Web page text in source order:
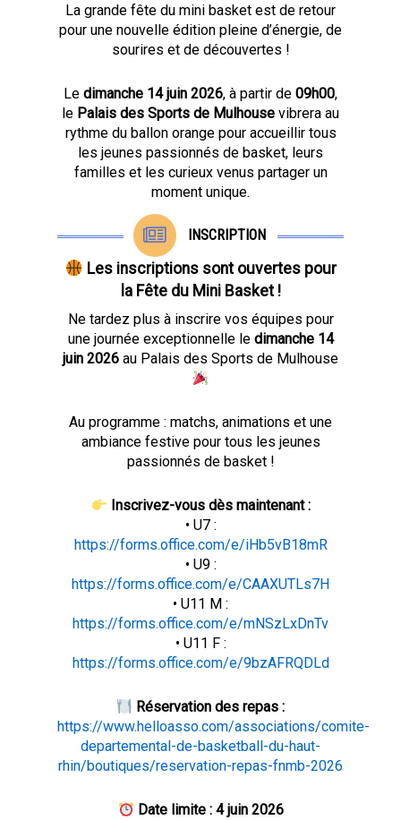
La grande fête du mini basket est de retour
pour une nouvelle édition pleine d’énergie, de
sourires et de découvertes !
Le dimanche 14 juin 2026, à partir de 09h00,
le Palais des Sports de Mulhouse vibrera au
rythme du ballon orange pour accueillir tous
les jeunes passionnés de basket, leurs
familles et les curieux venus partager un
moment unique.
INSCRIPTION
Les inscriptions sont ouvertes pour
la Fête du Mini Basket !
Ne tardez plus à inscrire vos équipes pour
une journée exceptionnelle le dimanche 14
juin 2026 au Palais des Sports de Mulhouse
Au programme : matchs, animations et une
ambiance festive pour tous les jeunes
passionnés de basket !
Inscrivez-vous dès maintenant :
• U7 :
https://forms.office.com/e/iHb5vB18mR
• U9 :
https://forms.office.com/e/CAAXUTLs7H
• U11 M :
https://forms.office.com/e/mNSzLxDnTv
• U11 F :
https://forms.office.com/e/9bzAFRQDLd
Réservation des repas :
https://www.helloasso.com/associations/comite-
departemental-de-basketball-du-haut-
rhin/boutiques/reservation-repas-fnmb-2026
Date limite : 4 juin 2026